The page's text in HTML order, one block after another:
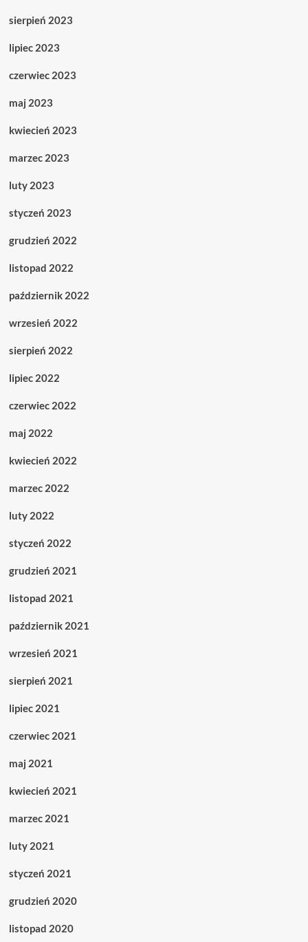
sierpień 2023
lipiec 2023
czerwiec 2023
maj 2023
kwiecień 2023
marzec 2023
luty 2023
styczeń 2023
grudzień 2022
listopad 2022
październik 2022
wrzesień 2022
sierpień 2022
lipiec 2022
czerwiec 2022
maj 2022
kwiecień 2022
marzec 2022
luty 2022
styczeń 2022
grudzień 2021
listopad 2021
październik 2021
wrzesień 2021
sierpień 2021
lipiec 2021
czerwiec 2021
maj 2021
kwiecień 2021
marzec 2021
luty 2021
styczeń 2021
grudzień 2020
listopad 2020